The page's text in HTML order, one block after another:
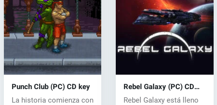
Punch Club (PC) CD key
La historia comienza con
Rebel Galaxy (PC) CD
key
Rebel Galaxy está lleno